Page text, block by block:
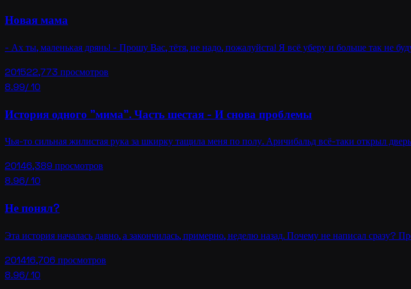
Новая мама
- Ах ты, маленькая дрянь! - Прошу Вас, тётя, не надо, пожалуйста! Я всё уберу и больше так не
201522,773 просмотров
8.99/ 10
История одного "мима". Часть шестая - И снова проблемы
Чья-то сильная жилистая рука за шкирку тащила меня по полу. Аричибальд всё-таки открыл
20146,389 просмотров
8.96/ 10
Не понял?
Эта история началась давно, а закончилась, примерно, неделю назад. Почему не написал сразу?
201416,706 просмотров
8.96/ 10